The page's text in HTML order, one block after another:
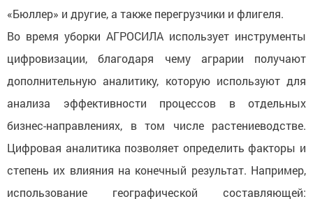
«Бюллер» и другие, а также перегрузчики и флигеля.
Во время уборки АГРОСИЛА использует инструменты
цифровизации, благодаря чему аграрии получают
дополнительную аналитику, которую используют для
анализа эффективности процессов в отдельных
бизнес-направлениях, в том числе растениеводстве.
Цифровая аналитика позволяет определить факторы и
степень их влияния на конечный результат. Например,
использование географической составляющей: